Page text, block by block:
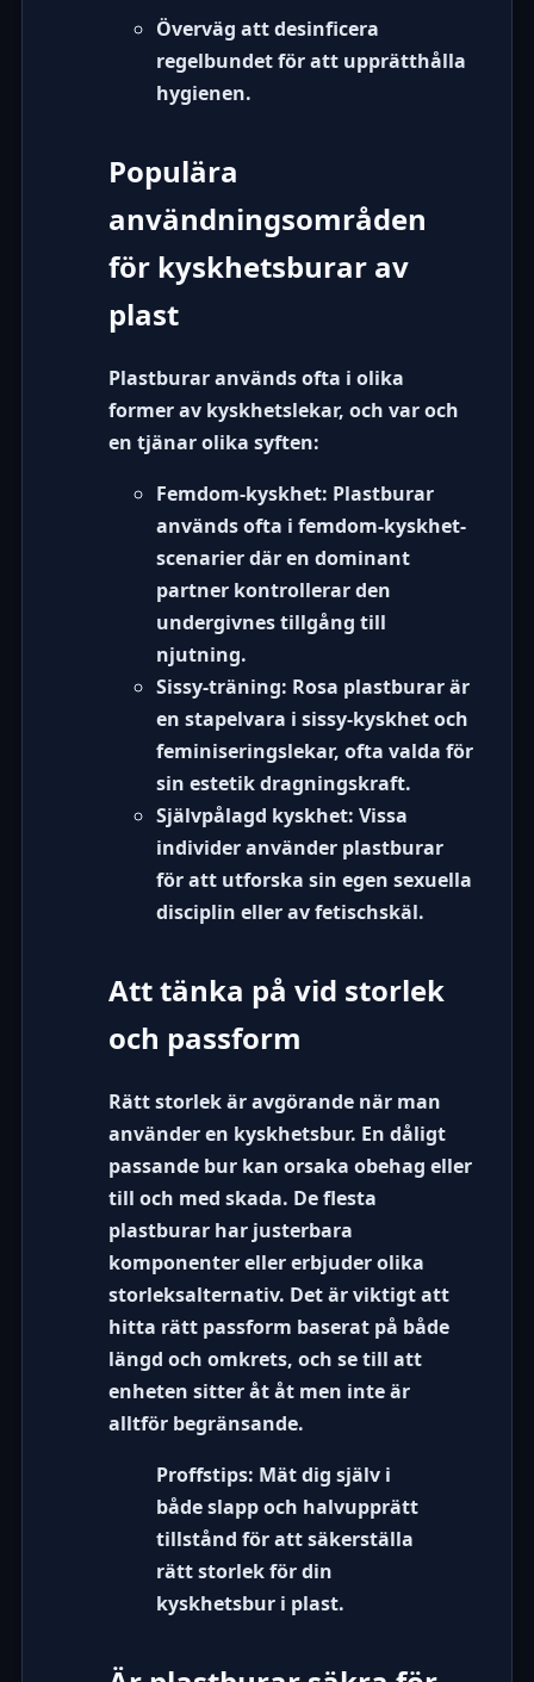
Överväg att desinficera
regelbundet för att upprätthålla
hygienen.
Populära
användningsområden
för kyskhetsburar av
plast
Plastburar används ofta i olika
former av kyskhetslekar, och var och
en tjänar olika syften:
Femdom-kyskhet: Plastburar
används ofta i femdom-kyskhet-
scenarier där en dominant
partner kontrollerar den
undergivnes tillgång till
njutning.
Sissy-träning: Rosa plastburar är
en stapelvara i sissy-kyskhetoch
feminiseringslekar, ofta valda för
sin estetik dragningskraft.
Självpålagd kyskhet: Vissa
individer använder plastburar
för att utforska sin egen sexuella
disciplin eller av fetischskäl.
Att tänka på vid storlek
och passform
Rätt storlek är avgörande när man
använder en kyskhetsbur. En dåligt
passande bur kan orsaka obehag eller
till och med skada. De flesta
plastburar har justerbara
komponenter eller erbjuder olika
storleksalternativ. Det är viktigt att
hitta rätt passform baserat på både
längd och omkrets, och se till att
enheten sitter åt åt men inte är
alltför begränsande.
Proffstips: Mät dig själv i
både slapp och halvupprätt
tillstånd för att säkerställa
rätt storlek för din
kyskhetsbur i plast.